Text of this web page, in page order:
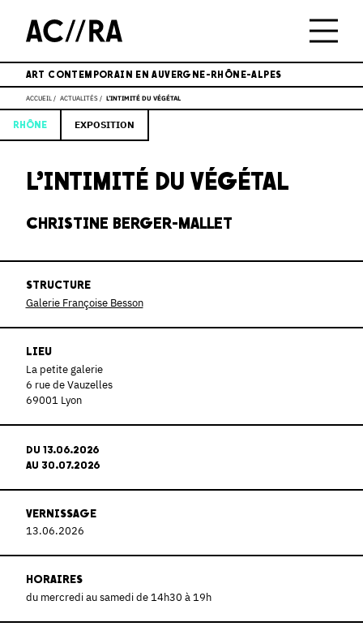
ART CONTEMPORAIN EN AUVERGNE-RHÔNE-ALPES
ACCUEIL ACTUALITÉS L’INTIMITÉ DU VÉGÉTAL
RHÔNE EXPOSITION
L’INTIMITÉ DU VÉGÉTAL
CHRISTINE BERGER-MALLET
STRUCTURE
Galerie Françoise Besson
LIEU
La petite galerie
6 rue de Vauzelles
69001 Lyon
DU 13.06.2026
AU 30.07.2026
VERNISSAGE
13.06.2026
HORAIRES
du mercredi au samedi de 14h30 à 19h